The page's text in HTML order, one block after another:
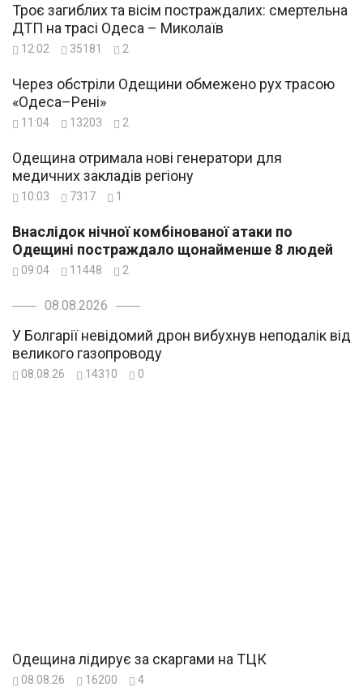
Троє загиблих та вісім постраждалих: смертельна
ДТП на трасі Одеса – Миколаїв
12:02 35181 2
Через обстріли Одещини обмежено рух трасою
«Одеса–Рені»
11:04 13203 2
Одещина отримала нові генератори для
медичних закладів регіону
10:03 7317 1
Внаслідок нічної комбінованої атаки по
Одещині постраждало щонайменше 8 людей
09:04 11448 2
08.08.2026
У Болгарії невідомий дрон вибухнув неподалік від
великого газопроводу
08.08.26 14310 0
Одещина лідирує за скаргами на ТЦК
08.08.26 16200 4